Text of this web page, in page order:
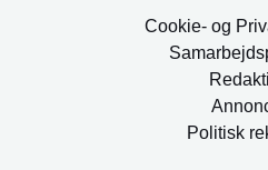
Cookie- og
Politisk